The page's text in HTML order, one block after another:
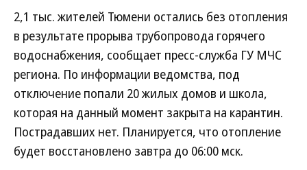
2,1 тыс. жителей Тюмени остались без отопления
в результате прорыва трубопровода горячего
водоснабжения, сообщает пресс-служба ГУ МЧС
региона. По информации ведомства, под
отключение попали 20 жилых домов и школа,
которая на данный момент закрыта на карантин.
Пострадавших нет. Планируется, что отопление
будет восстановлено завтра до 06:00 мск.